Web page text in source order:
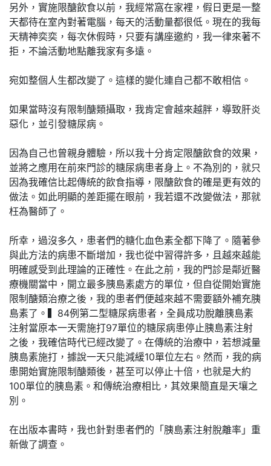
另外，實施限醣飲食以前，我經常窩在家裡，假日更是一整
天都待在室內對著電腦，每天的活動量都很低。現在的我每
天精神奕奕，每次休假時，只要有講座邀約，我一律來著不
拒，不論活動地點離我家有多遠。
宛如整個人生都改變了。這樣的變化連自己都不敢相信。
如果當時沒有限制醣類攝取，我肯定會越來越胖，導致肝炎
惡化，並引發糖尿病。
因為自己也曾親身體驗，所以我十分肯定限醣飲食的效果，
並將之應用在前來門診的糖尿病患者身上。不為別的，就只
因為我確信比起傳統的飲食指導，限醣飲食的確是更有效的
做法。如此明顯的差距擺在眼前，我若還不改變做法，那就
枉為醫師了。
所幸，過沒多久，患者們的糖化血色素全都下降了。隨著參
與此方法的病患不斷增加，我也從中習得許多，且越來越能
明確感受到此理論的正確性。在此之前，我的門診是鄰近醫
療機關當中，開立最多胰島素處方的單位，但自從開始實施
限制醣類治療之後，我的患者們便越來越不需要額外補充胰
島素了。▍84例第二型糖尿病患者，全員成功脫離胰島素
注射當原本一天需施打97單位的糖尿病患停止胰島素注射
之後，我確信時代已經改變了。在傳統的治療中，若想減量
胰島素施打，據說一天只能減緩10單位左右。然而，我的病
患開始實施限制醣類後，甚至可以停止十倍，也就是大約
100單位的胰島素。和傳統治療相比，其效果簡直是天壤之
別。
在出版本書時，我也針對患者們的「胰島素注射脫離率」重
新做了調查。